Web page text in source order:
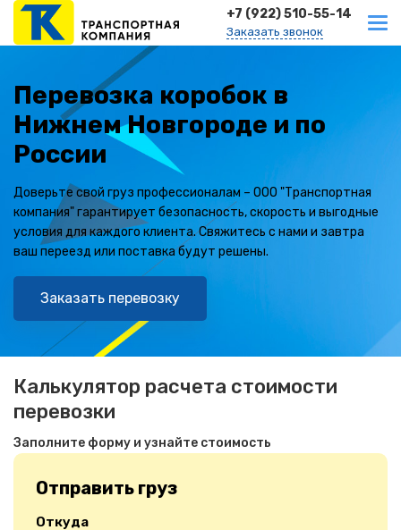
+7 (922) 510-55-14
Заказать звонок
Перевозка коробок в
Нижнем Новгороде и по
России
Доверьте свой груз профессионалам – ООО "Транспортная
компания" гарантирует безопасность, скорость и выгодные
условия для каждого клиента. Свяжитесь с нами и завтра
ваш переезд или поставка будут решены.
Заказать перевозку
Калькулятор расчета стоимости
перевозки
Заполните форму и узнайте стоимость
Отправить груз
Откуда